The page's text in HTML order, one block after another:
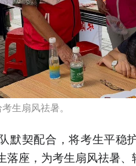
生扇风祛暑。
默契配合，将考生平稳
落座，为考生扇风祛暑